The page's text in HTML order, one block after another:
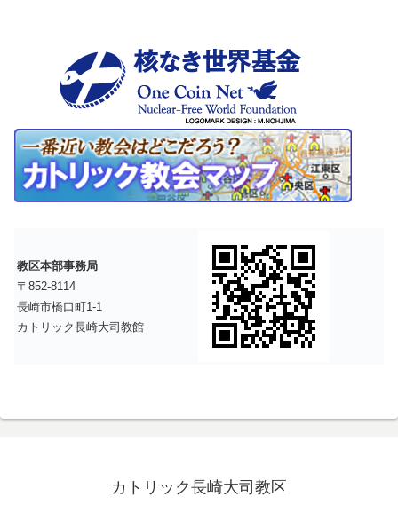
教区本部事務局
〒852-8114
長崎市橋口町1-1
カトリック長崎大司教館
カトリック長崎大司教区